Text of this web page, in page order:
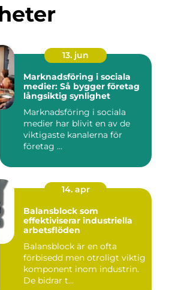
13. jun
Marknadsföring i sociala
medier: Så bygger företag
långsiktig synlighet
Marknadsföring i sociala
medier har blivit en av de
viktigaste kanalerna för
företag ...
14. apr
Balansblock som
effektiviserar industriella
arbetsflöden
Balansblock är en ofta
förbisedd men otroligt viktig
komponent inom industrin.
De bidrar t...